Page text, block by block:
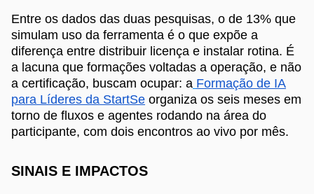
Entre os dados das duas pesquisas, o de 13% que
simulam uso da ferramenta é o que expõe a
diferença entre distribuir licença e instalar rotina. É
a lacuna que formações voltadas a operação, e não
a certificação, buscam ocupar: a Formação de IA
para Líderes da StartSe organiza os seis meses em
torno de fluxos e agentes rodando na área do
participante, com dois encontros ao vivo por mês.
SINAIS E IMPACTOS